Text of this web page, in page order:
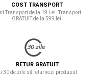
COST TRANSPORT
Transport de la 19 Lei. Transport
GRATUIT de la 599 lei.
RETUR GRATUIT
30 de zile să returnezi produsul